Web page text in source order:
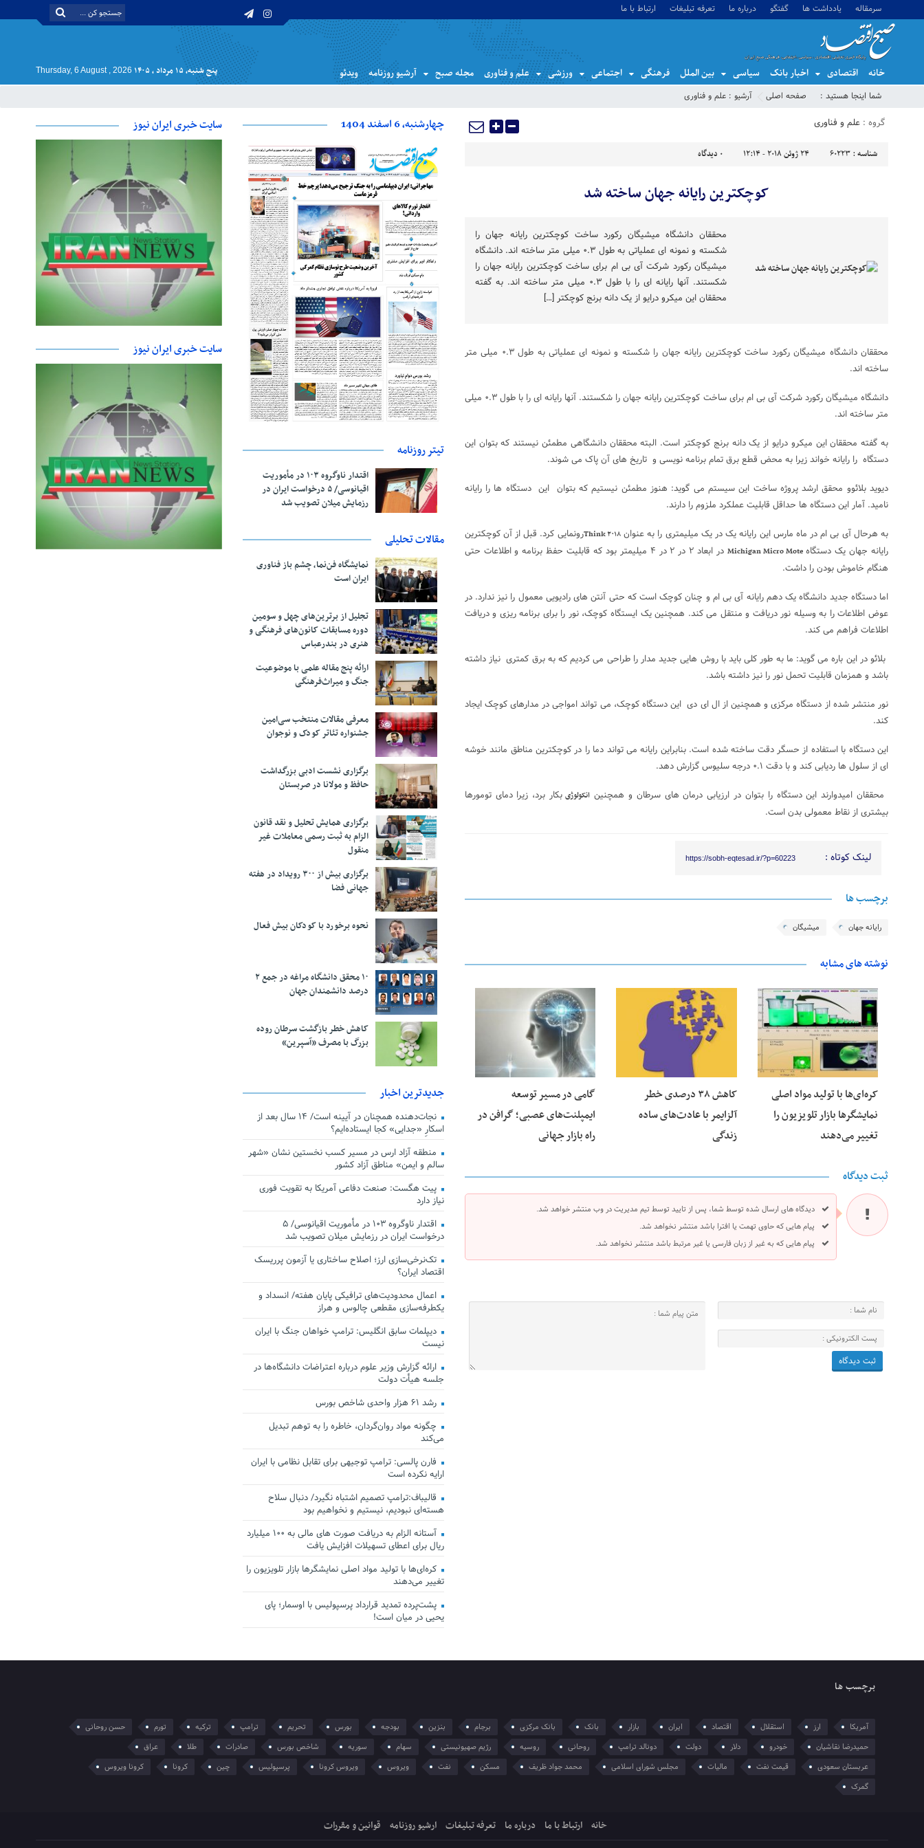
سرمقاله یادداشت ها گفتگو درباره ما تعرفه تبلیغات ارتباط با ما
خانه اقتصادی اخبار بانک سیاسی بین الملل فرهنگی اجتماعی ورزشی علم و فناوری مجله صبح آرشیو روزنامه ویدئو پنج شنبه, ۱۵ مرداد , ۱۴۰۵ Thursday, 6 August , 2026
شما اینجا هستید : صفحه اصلی آرشیو : علم و فناوری
گروه : علم و فناوری
شناسه : 60223 24 ژوئن 2018 - 12:14 0 دیدگاه
کوچکترین رایانه جهان ساخته شد
محققان دانشگاه میشیگان رکورد ساخت کوچکترین رایانه جهان را
شکسته و نمونه ای عملیاتی به طول ۰.۳ میلی متر ساخته اند. دانشگاه
میشیگان رکورد شرکت آی بی ام برای ساخت کوچکترین رایانه جهان را
شکستند. آنها رایانه ای را با طول ۰.۳ میلی متر ساخته اند. به گفته
محققان این میکرو درایو از یک دانه برنج کوچکتر […]
محققان دانشگاه میشیگان رکورد ساخت کوچکترین رایانه جهان را شکسته و نمونه ای عملیاتی به طول ۰.۳ میلی متر
ساخته اند.
دانشگاه میشیگان رکورد شرکت آی بی ام برای ساخت کوچکترین رایانه جهان را شکستند. آنها رایانه ای را با طول ۰.۳ میلی
متر ساخته اند.
به گفته محققان این میکرو درایو از یک دانه برنج کوچکتر است. البته محققان دانشگاهی مطمئن نیستند که بتوان این
دستگاه را رایانه خواند زیرا به محض قطع برق تمام برنامه نویسی و تاریخ های آن پاک می شوند.
دیوید بلائوو محقق ارشد پروژه ساخت این سیستم می گوید: هنوز مطمئن نیستیم که بتوان این دستگاه ها را رایانه
نامید. آمار این دستگاه ها حداقل قابلیت عملکرد ملزوم را دارند.
به هرحال آی بی ام در ماه مارس این رایانه یک در یک میلیمتری را به عنوانThink ۲۰۱۸رونمایی کرد. قبل از آن کوچکترین
رایانه جهان یک دستگاهMichigan Micro Mote
در ابعاد ۲ در ۲ در ۴ میلیمتر بود که قابلیت حفظ برنامه و اطلاعات حتی
هنگام خاموش بودن را داشت.
اما دستگاه جدید دانشگاه یک دهم رایانه آی بی ام و چنان کوچک است که حتی آنتن های رادیویی معمول را نیز ندارد. در
عوض اطلاعات را به وسیله نور دریافت و منتقل می کند. همچنین یک ایستگاه کوچک، نور را برای برنامه ریزی و دریافت
اطلاعات فراهم می کند.
بلائو در این باره می گوید: ما به طور کلی باید با روش هایی جدید مدار را طراحی می کردیم که به برق کمتری نیاز داشته
باشد و همزمان قابلیت تحمل نور را نیز داشته باشد.
نور منتشر شده از دستگاه مرکزی و همچنین از ال ای دی این دستگاه کوچک، می تواند امواجی در مدارهای کوچک ایجاد
کند.
این دستگاه با استفاده از حسگر دقت ساخته شده است. بنابراین رایانه می تواند دما را در کوچکترین مناطق مانند خوشه
ای از سلول ها ردیابی کند و با دقت ۰.۱ درجه سلیوس گزارش دهد.
محققان امیدوارند این دستگاه را بتوان در ارزیابی درمان های سرطان و همچنین انکولوژیبکار برد، زیرا دمای تومورها
بیشتری از نقاط معمولی بدن است.
لینک کوتاه : https://sobh-eqtesad.ir/?p=60223
برچسب ها
رایانه جهان میشیگان
نوشته های مشابه
25 فوریه 2026
کره‌ای‌ها با تولید مواد اصلی
نمایشگرها بازار تلویزیون را
تغییر می‌دهند
24 فوریه 2026
کاهش ۳۸ درصدی خطر
آلزایمر با عادت‌های ساده
زندگی
23 فوریه 2026
گامی در مسیر توسعه
ایمپلنت‌های عصبی؛ گرافن در
راه بازار جهانی
ثبت دیدگاه
دیدگاه های ارسال شده توسط شما، پس از تایید توسط تیم مدیریت در وب منتشر خواهد شد.
پیام هایی که حاوی تهمت یا افترا باشد منتشر نخواهد شد.
پیام هایی که به غیر از زبان فارسی یا غیر مرتبط باشد منتشر نخواهد شد.
چهارشنبه، 6 اسفند 1404
تیتر روزنامه
اقتدار ناوگروه ۱۰۳ در مأموریت‌
اقیانوسی/ ۵ درخواست ایران در
رزمایش میلان تصویب شد
مقالات تحلیلی
نمایشگاه فن‌نما، چشم باز فناوری
ایران است
تجلیل از بر‌ترین‌های چهل و سومین
دوره مسابقات کانون‌های فرهنگی و
هنری در بندرعباس
ارائه پنج مقاله علمی با موضوعیت
جنگ و میراث‌فرهنگی
معرفی مقالات منتخب سی‌امین
جشنواره تئاتر کودک و نوجوان
برگزاری نشست ادبی بزرگداشت
حافظ و مولانا در صربستان
برگزاری همایش تحلیل و نقد قانون
الزام به ثبت رسمی معاملات غیر
منقول
برگزاری بیش از ۳۰۰ رویداد در هفته
جهانی فضا
نحوه برخورد با کودکان بیش فعال
۱۰ محقق دانشگاه مراغه در جمع ۲
درصد دانشمندان جهان
کاهش خطر بازگشت سرطان روده
بزرگ با مصرف «آسپرین»
جدیدترین اخبار
نجات‌دهنده‌ همچنان در آیینه است/ ۱۴ سال بعد از
اسکارِ «جدایی» کجا ایستاده‌ایم؟
منطقه آزاد ارس در مسیر کسب نخستین نشان «شهر
سالم و ایمن» مناطق آزاد کشور
پیت هگست: صنعت دفاعی آمریکا به تقویت فوری
نیاز دارد
اقتدار ناوگروه ۱۰۳ در مأموریت‌ اقیانوسی/ ۵
درخواست ایران در رزمایش میلان تصویب شد
تک‌نرخی‌سازی ارز؛ اصلاح ساختاری یا آزمون پرریسک
اقتصاد ایران؟
اعمال محدودیت‌های ترافیکی پایان هفته/ انسداد و
یکطرفه‌سازی مقطعی چالوس و هراز
دیپلمات سابق انگلیس:‌ ترامپ خواهان جنگ با ایران
نیست
ارائه گزارش وزیر علوم درباره اعتراضات دانشگاه‌ها در
جلسه هیأت دولت
رشد ۶۱ هزار واحدی شاخص بورس
چگونه مواد روان‌گردان، خاطره را به توهم تبدیل
می‌کند
فارن پالسی: ترامپ توجیهی برای تقابل نظامی با ایران
ارایه نکرده است
قالیباف:ترامپ تصمیم اشتباه نگیرد/ دنبال سلاح
هسته‌ای نبودیم، نیستیم و نخواهیم بود
آستانه الزام به دریافت صورت های مالی به ۱۰۰ میلیارد
ریال برای اعطای تسهیلات افزایش یافت
کره‌ای‌ها با تولید مواد اصلی نمایشگرها بازار تلویزیون را
تغییر می‌دهند
پشت‌پرده تمدید قرارداد پرسپولیس با اوسمار؛ پای
یحیی در میان است!
سایت خبری ایران نیوز
سایت خبری ایران نیوز
برچسب ها
آمریکا ارز استقلال اقتصاد ایران بازار بانک بانک مرکزی برجام بنزین بودجه بورس تحریم ترامپ ترکیه تورم
حسن روحانی
حمیدرضا نقاشیان
خودرو دلار دولت دونالد ترامپ روحانی روسیه رژیم صهیونیستی سهام سوریه شاخص بورس صادرات طلا
عراق
عربستان سعودی
قیمت نفت مالیات مجلس شورای اسلامی محمد جواد ظریف مسکن نفت ویروس ویروس کرونا پرسپولیس چین کرونا
کرونا ویروس
گمرک
خانه ارتباط با ما درباره ما تعرفه تبلیغات ارشیو روزنامه قوانین و مقررات